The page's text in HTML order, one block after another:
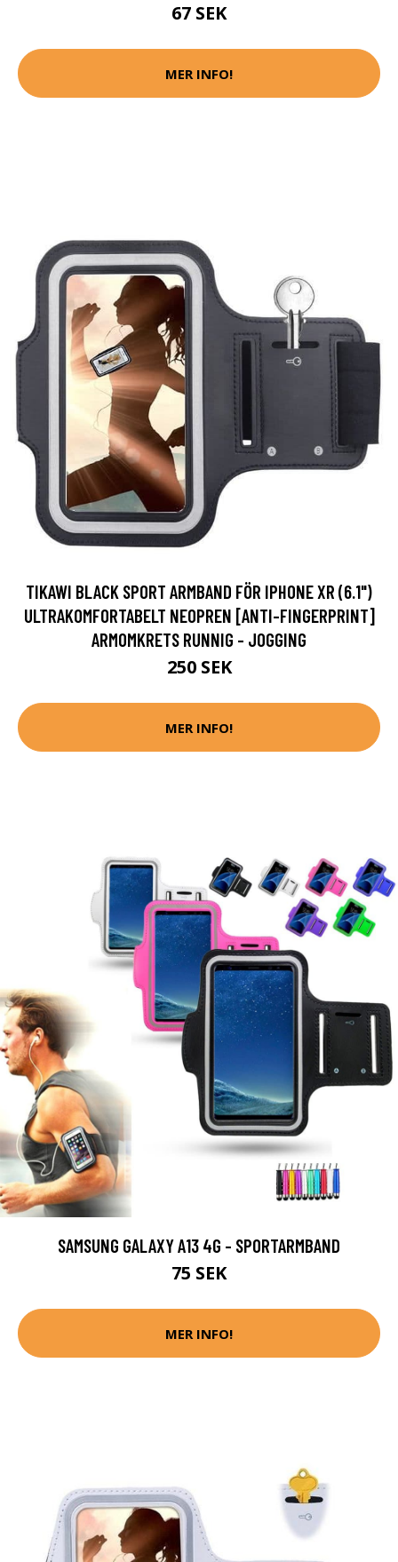
67 SEK
MER INFO!
TIKAWI BLACK SPORT ARMBAND FÖR IPHONE XR (6.1")
ULTRAKOMFORTABELT NEOPREN [ANTI-FINGERPRINT]
ARMOMKRETS RUNNIG - JOGGING
250 SEK
MER INFO!
SAMSUNG GALAXY A13 4G - SPORTARMBAND
75 SEK
MER INFO!